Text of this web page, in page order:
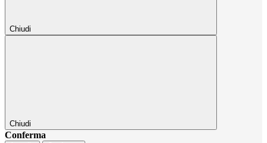
Chiudi
Chiudi
Conferma